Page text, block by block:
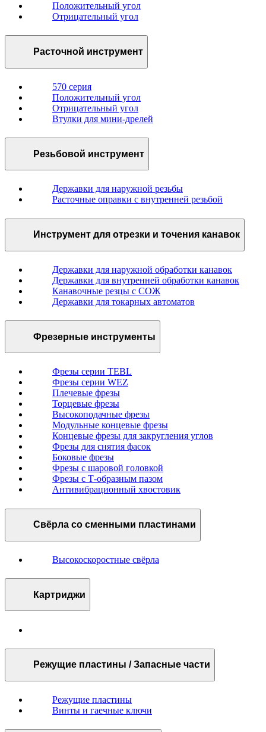
Положительный угол
Отрицательный угол
Расточной инструмент
570 серия
Положительный угол
Отрицательный угол
Втулки для мини-дрелей
Резьбовой инструмент
Державки для наружной резьбы
Расточные оправки с внутренней резьбой
Инструмент для отрезки и точения канавок
Державки для наружной обработки канавок
Державки для внутренней обработки канавок
Канавочные резцы с СОЖ
Державки для токарных автоматов
Фрезерные инструменты
Фрезы серии TEBL
Фрезы серии WEZ
Плечевые фрезы
Торцевые фрезы
Высокоподачные фрезы
Модульные концевые фрезы
Концевые фрезы для закругления углов
Фрезы для снятия фасок
Боковые фрезы
Фрезы с шаровой головкой
Фрезы с Т-образным пазом
Антивибрационный хвостовик
Свёрла со сменными пластинами
Высокоскоростные свёрла
Картриджи
Режущие пластины / Запасные части
Режущие пластины
Винты и гаечные ключи